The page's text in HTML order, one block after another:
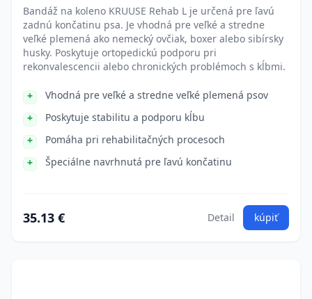
Bandáž na koleno KRUUSE Rehab L je určená pre ľavú
zadnú končatinu psa. Je vhodná pre veľké a stredne
veľké plemená ako nemecký ovčiak, boxer alebo sibírsky
husky. Poskytuje ortopedickú podporu pri
rekonvalescencii alebo chronických problémoch s kĺbmi.
Vhodná pre veľké a stredne veľké plemená psov
Poskytuje stabilitu a podporu kĺbu
Pomáha pri rehabilitačných procesoch
Špeciálne navrhnutá pre ľavú končatinu
35.13 € Detail kúpiť